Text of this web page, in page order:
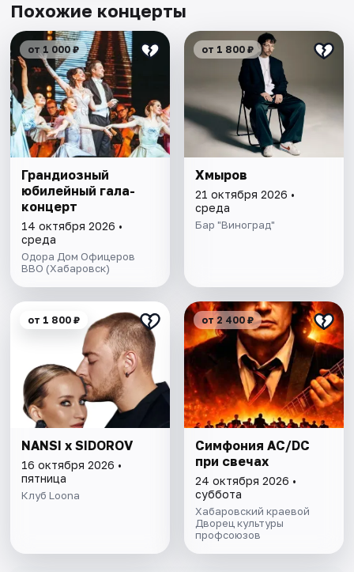
Похожие концерты
от 1 000 ₽
Грандиозный
юбилейный гала-
концерт
14 октября 2026 •
среда
Одора Дом Офицеров
ВВО (Хабаровск)
от 1 800 ₽
Хмыров
21 октября 2026 •
среда
Бар "Виноград"
от 1 800 ₽
NANSI x SIDOROV
16 октября 2026 •
пятница
Клуб Loona
от 2 400 ₽
Симфония AC/DC
при свечах
24 октября 2026 •
суббота
Хабаровский краевой
Дворец культуры
профсоюзов